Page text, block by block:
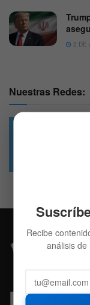
2 DE
Nuestras Redes:
Recibe
análisis